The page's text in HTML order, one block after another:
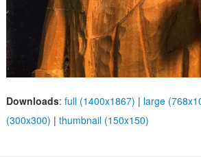
Downloads: full (1400x1867) | large
(300x300) | thumbnail (150x150)